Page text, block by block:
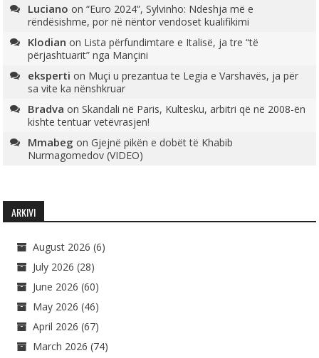
Luciano on“Euro 2024”, Sylvinho: Ndeshja më e
rëndësishme, por në nëntor vendoset kualifikimi
Klodian on Lista përfundimtare e Italisë, ja tre “të
përjashtuarit” nga Mançini
eksperti on Muçi u prezantua te Legia e Varshavës, ja për
sa vite ka nënshkruar
Bradva onSkandali në Paris, Kultesku, arbitri që në 2008-ën
kishte tentuar vetëvrasjen!
Mmabeg onGjejnë pikën e dobët të Khabib
Nurmagomedov (VIDEO)
ARKIVI
August 2026 (6)
July 2026 (28)
June 2026 (60)
May 2026 (46)
April 2026 (67)
March 2026 (74)